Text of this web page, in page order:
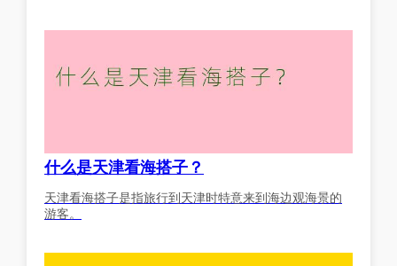
什么是天津看海搭子？
天津看海搭子是指旅行到天津时特意来到海边观海景的
游客。